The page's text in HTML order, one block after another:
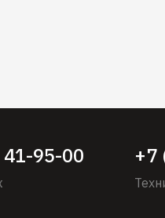
95-00 +7